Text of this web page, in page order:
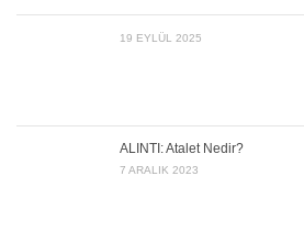
19 EYLÜL 2025
ALINTI: Atalet Nedir?
7 ARALIK 2023